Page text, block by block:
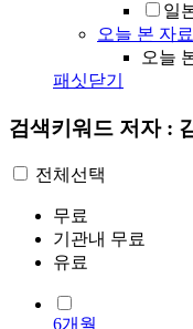
일
오늘 본 자료
오늘
패싯닫기
검색키워드 저자 :
전체선택
무료
기관내 무료
유료
6개월